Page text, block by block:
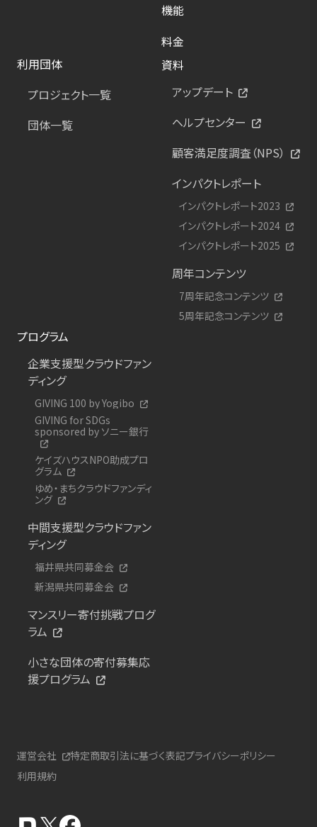
機能
料金
利用団体
プロジェクト一覧
団体一覧
資料
アップデート
ヘルプセンター
顧客満足度調査（NPS）
インパクトレポート
インパクトレポート2023
インパクトレポート2024
インパクトレポート2025
周年コンテンツ
7周年記念コンテンツ
5周年記念コンテンツ
プログラム
企業支援型クラウドファン
ディング
GIVING 100 by Yogibo
GIVING for SDGs
sponsored by ソニー銀行
ケイズハウスNPO助成プロ
グラム
ゆめ・まちクラウドファンディ
ング
中間支援型クラウドファン
ディング
福井県共同募金会
新潟県共同募金会
マンスリー寄付挑戦プログ
ラム
小さな団体の寄付募集応
援プログラム
運営会社 特定商取引法に基づく表記プライバシーポリシー
利用規約